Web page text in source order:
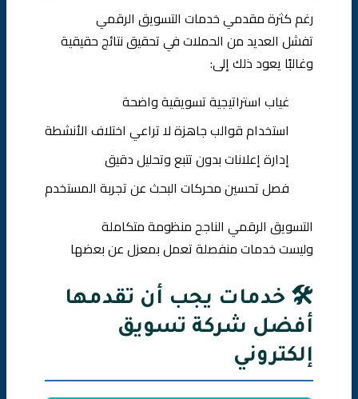
رغم كثرة مقدمي خدمات التسويق الرقمي
تفشل العديد من الحملات في تحقيق نتائج حقيقية
وغالبًا يعود ذلك إلى:
غياب استراتيجية تسويقية واضحة
استخدام قوالب جاهزة لا تراعي اختلاف الأنشطة
إدارة إعلانات بدون تتبع وتحليل دقيق
فصل تحسين محركات البحث عن تجربة المستخدم
التسويق الرقمي الناجح منظومة متكاملة
وليست خدمات منفصلة تعمل بمعزل عن بعضها
🛠️ خدمات يجب أن تقدمها
أفضل شركة تسويق
إلكتروني